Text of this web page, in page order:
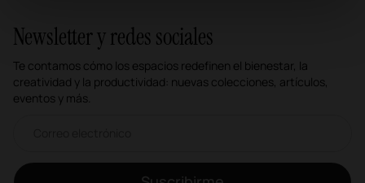
Newsletter y redes sociales
Te contamos cómo los espacios redefinen el bienestar, la
creatividad y la productividad: nuevas colecciones, artículos,
eventos y más.